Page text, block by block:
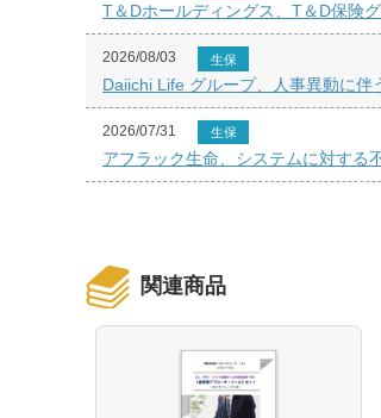
T＆Dホールディングス、T＆D保険
2026/08/03 生保
Daiichi Life グループ、人事異動に
2026/07/31 生保
アフラック生命、システムに対する
関連商品